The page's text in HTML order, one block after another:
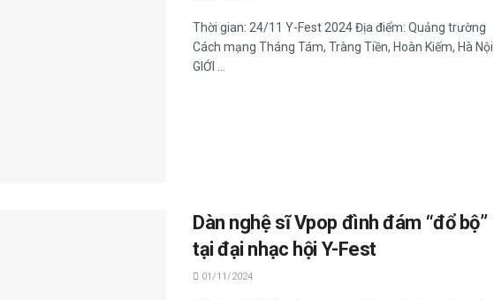
Thời gian: 24/11 Y-Fest 2024 Địa điểm: Quảng trường
Cách mạng Tháng Tám, Tràng Tiền, Hoàn Kiếm, Hà Nội
GIỚI ...
Dàn nghệ sĩ Vpop đình đám “đổ bộ”
tại đại nhạc hội Y-Fest
01/11/2024